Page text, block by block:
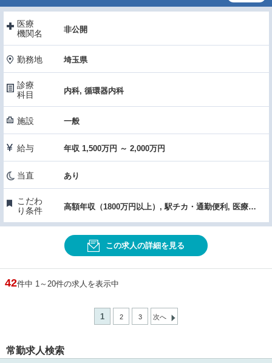
医療
機関名
非公開
勤務地 埼玉県
診療
科目
内科, 循環器内科
施設 一般
給与 年収 1,500万円 ～ 2,000万円
当直 あり
こだわ
り条件
高額年収（1800万円以上）, 駅チカ・通勤便利, 医療機器・設備充実, 研究日有り, 先進的医療・高度な医療・特殊医療, 託児所あり
この求人の詳細を見る
42件中 1～20件の求人を表示中
1 2 3 次へ
常勤求人検索